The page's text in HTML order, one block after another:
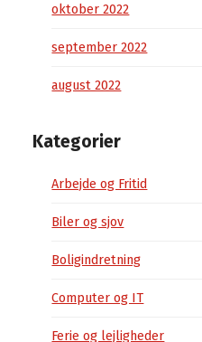
oktober 2022
september 2022
august 2022
Kategorier
Arbejde og Fritid
Biler og sjov
Boligindretning
Computer og IT
Ferie og lejligheder